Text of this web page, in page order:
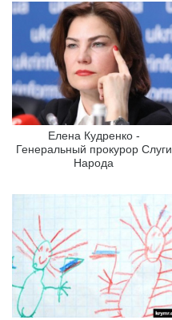
Елена Кудренко -
Генеральный прокурор Слуги
Народа